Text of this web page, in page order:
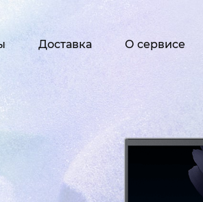
Доставка О сервисе